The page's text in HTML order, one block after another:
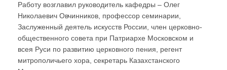
Работу возглавил руководитель кафедры – Олег
Николаевич Овчинников, профессор семинарии,
Заслуженный деятель искусств России, член церковно-
общественного совета при Патриархе Московском и
всея Руси по развитию церковного пения, регент
митрополичьего хора, секретарь Казахстанского